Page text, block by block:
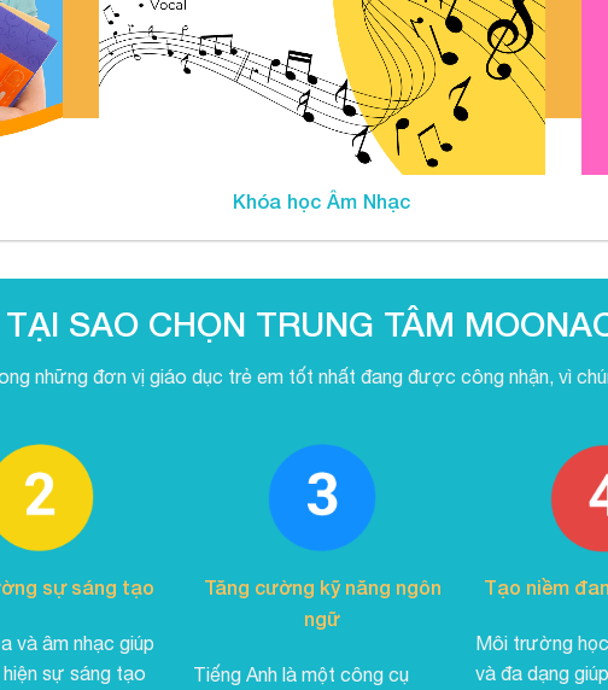
Khóa học Âm Nhạc
TẠI SAO CHỌN TRUNG TÂM
những đơn vị giáo dục trẻ em tốt nhất đang được công nhận, vì
sự sáng tạo
và âm nhạc giúp
sự sáng tạo
Tăng cường kỹ năng ngôn
ngữ
Tiếng Anh là một công cụ
Tạo niềm
Môi trường
và đa dạng